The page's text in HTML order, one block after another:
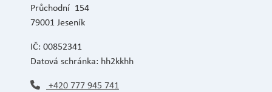
Průchodní 154
79001 Jeseník
IČ: 00852341
Datová schránka: hh2kkhh
+420 777 945 741